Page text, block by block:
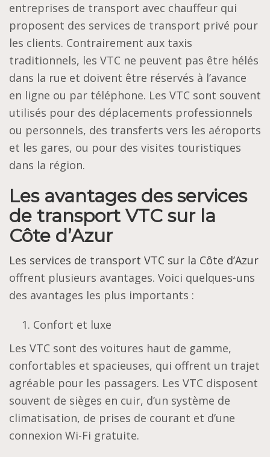
entreprises de transport avec chauffeur qui
proposent des services de transport privé pour
les clients. Contrairement aux taxis
traditionnels, les VTC ne peuvent pas être hélés
dans la rue et doivent être réservés à l’avance
en ligne ou par téléphone. Les VTC sont souvent
utilisés pour des déplacements professionnels
ou personnels, des transferts vers les aéroports
et les gares, ou pour des visites touristiques
dans la région.
Les avantages des services
de transport VTC sur la
Côte d’Azur
Les services de transport VTC sur la Côte d’Azur
offrent plusieurs avantages. Voici quelques-uns
des avantages les plus importants :
Confort et luxe
Les VTC sont des voitures haut de gamme,
confortables et spacieuses, qui offrent un trajet
agréable pour les passagers. Les VTC disposent
souvent de sièges en cuir, d’un système de
climatisation, de prises de courant et d’une
connexion Wi-Fi gratuite.